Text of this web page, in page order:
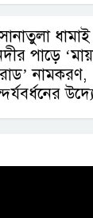
ধামাই
পাড়ে
নামকরণ,